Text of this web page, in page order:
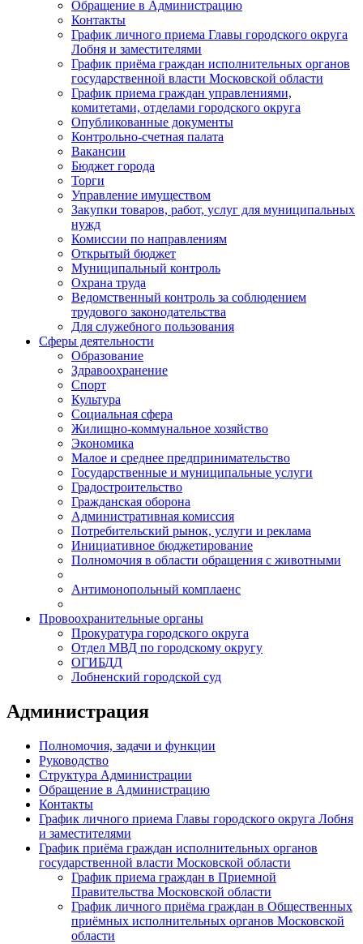
Обращение в Администрацию
Контакты
График личного приема Главы городского округа
Лобня и заместителями
График приёма граждан исполнительных органов
государственной власти Московской области
График приема граждан управлениями,
комитетами, отделами городского округа
Опубликованные документы
Контрольно-счетная палата
Вакансии
Бюджет города
Торги
Управление имуществом
Закупки товаров, работ, услуг для муниципальных
нужд
Комиссии по направлениям
Открытый бюджет
Муниципальный контроль
Охрана труда
Ведомственный контроль за соблюдением
трудового законодательства
Для служебного пользования
Сферы деятельности
Образование
Здравоохранение
Спорт
Культура
Социальная сфера
Жилищно-коммунальное хозяйство
Экономика
Малое и среднее предпринимательство
Государственные и муниципальные услуги
Градостроительство
Гражданская оборона
Административная комиссия
Потребительский рынок, услуги и реклама
Инициативное бюджетирование
Полномочия в области обращения с животными
Антимонопольный комплаенс
Провоохранительные органы
Прокуратура городского округа
Отдел МВД по городскому округу
ОГИБДД
Лобненский городской суд
Администрация
Полномочия, задачи и функции
Руководство
Структура Администрации
Обращение в Администрацию
Контакты
График личного приема Главы городского округа Лобня
и заместителями
График приёма граждан исполнительных органов
государственной власти Московской области
График приема граждан в Приемной
Правительства Московской области
График личного приёма граждан в Общественных
приёмных исполнительных органов Московской
области